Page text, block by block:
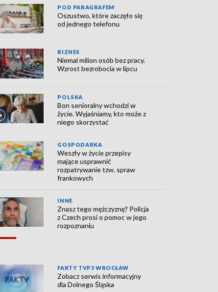
POD PARAGRAFEM
Oszustwo, które zaczęło się
od jednego telefonu
BIZNES
Niemal milion osób bez pracy.
Wzrost bezrobocia w lipcu
POLSKA
Bon senioralny wchodzi w
życie. Wyjaśniamy, kto może z
niego skorzystać
GOSPODARKA
Weszły w życie przepisy
mające usprawnić
rozpatrywanie tzw. spraw
frankowych
INNE
Znasz tego mężczyznę? Policja
z Czech prosi o pomoc w jego
rozpoznaniu
FAKTY TVP3 WROCŁAW
Zobacz serwis informacyjny
dla Dolnego Śląska